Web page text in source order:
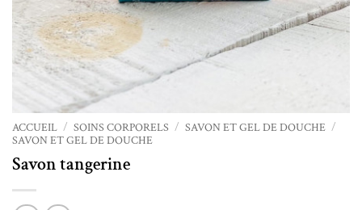
ACCUEIL / SOINS CORPORELS / SAVON ET GEL DE DOUCHE /
SAVON ET GEL DE DOUCHE
Savon tangerine